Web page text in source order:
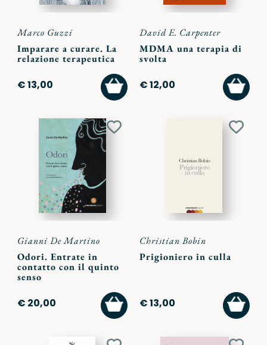
Marco Guzzi
Imparare a curare. La
relazione terapeutica
€ 13,00
AGGIUNGI
AL
CARRELLO
David E. Carpenter
MDMA una terapia di
svolta
€ 12,00
AL
Aggiungi
Gianni De Martino
Odori. Entrate in
contatto con il quinto
senso
€ 20,00
AGGIUNGI
AL
CARRELLO
Christian Bobin
Prigioniero in culla
€ 13,00
AL